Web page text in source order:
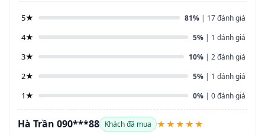
5★ 81% | 17 đánh giá
4★ 5% | 1 đánh giá
3★ 10% | 2 đánh giá
2★ 5% | 1 đánh giá
1★ 0% | 0 đánh giá
Hà Trần 090***88 Khách đã mua ★★★★★